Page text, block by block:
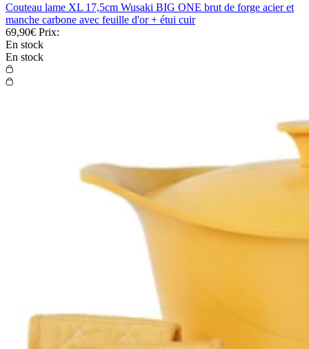
Couteau lame XL 17,5cm Wusaki BIG ONE brut de forge acier et
manche carbone avec feuille d'or + étui cuir
69,90€ Prix:
En stock
En stock